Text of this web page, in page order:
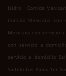
Isidro . Comida
Comida Mexicana
Mexicana con servicio
con servicio a
servicio a domicilio
Saltillo Los Pinos 1er